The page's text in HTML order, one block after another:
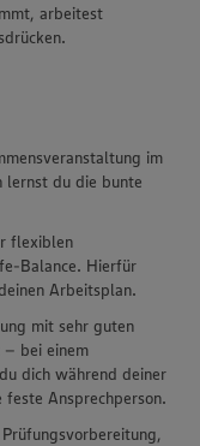
arbeitest
im
lernst du die bunte
flexiblen
Balance. Hierfür
Arbeitsplan.
mit sehr guten
– bei einem
dich während deiner
Ansprechperson.